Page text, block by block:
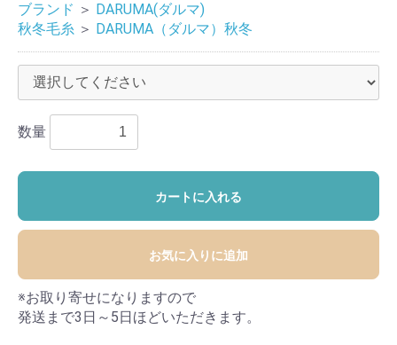
ブランド ＞ DARUMA(ダルマ)
秋冬毛糸 ＞ DARUMA（ダルマ）秋冬
数量
カートに入れる
お気に入りに追加
※お取り寄せになりますので
発送まで3日～5日ほどいただきます。